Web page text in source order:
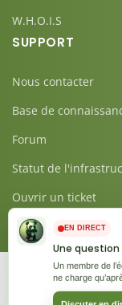
W.H.O.I.S
SUPPORT
Nous contacter
Base de
Forum
Statut de
Ouvrir un ticket
Copyrights ©
EN DIRECT
Une question
Un membre de
ne charge
Discuter en